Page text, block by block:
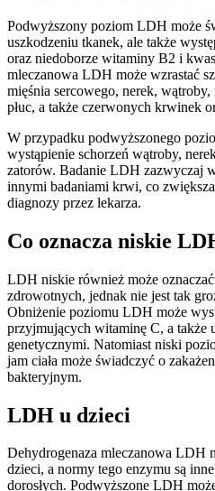
Podwyższony poziom LDH może
uszkodzeniu tkanek, ale także
oraz niedoborze witaminy B2 i
mleczanowa LDH może wzrastać
mięśnia sercowego, nerek,
płuc, a także czerwonych krwinek
W przypadku podwyższonego
wystąpienie schorzeń wątroby,
zatorów. Badanie LDH zazwyczaj
innymi badaniami krwi, co
diagnozy przez lekarza.
Co oznacza niskie
LDH niskie również może
zdrowotnych, jednak nie jest tak
Obniżenie poziomu LDH może
przyjmujących witaminę C, a także
genetycznymi. Natomiast niski
jam ciała może świadczyć o
bakteryjnym.
LDH u dzieci
Dehydrogenaza mleczanowa LDH
dzieci, a normy tego enzymu są
dorosłych. Podwyższone LDH